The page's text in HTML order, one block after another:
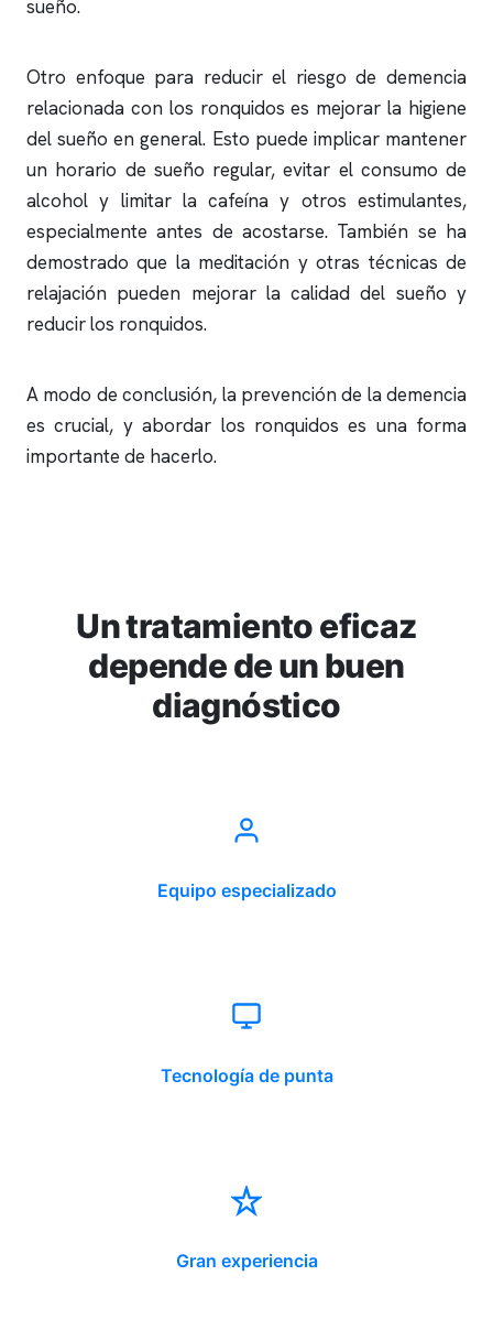
sueño.
Otro enfoque para reducir el riesgo de demencia
relacionada con los ronquidos es mejorar la higiene
del sueño en general. Esto puede implicar mantener
un horario de sueño regular, evitar el consumo de
alcohol y limitar la cafeína y otros estimulantes,
especialmente antes de acostarse. También se ha
demostrado que la meditación y otras técnicas de
relajación pueden mejorar la calidad del sueño y
reducir los ronquidos.
A modo de conclusión, la prevención de la demencia
es crucial, y abordar los ronquidos es una forma
importante de hacerlo.
Un tratamiento eficaz
depende de un buen
diagnóstico
Equipo especializado
Tecnología de punta
Gran experiencia